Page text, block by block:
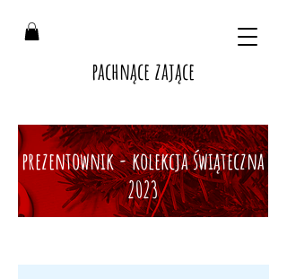
pachnące zające
prezentownik - kolekcja świąteczna
2023